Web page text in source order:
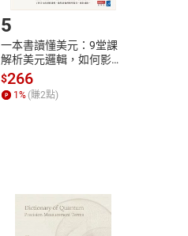
5
一本書讀懂美元：9堂課
解析美元邏輯，如何影響
全球經濟和每個人的投資
【電子書】
$266
1% (賺2點)